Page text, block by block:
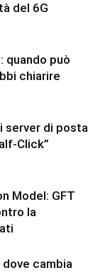
del 6G
quando può
chiarire
server di posta
Click”
Model: GFT
la
cambia